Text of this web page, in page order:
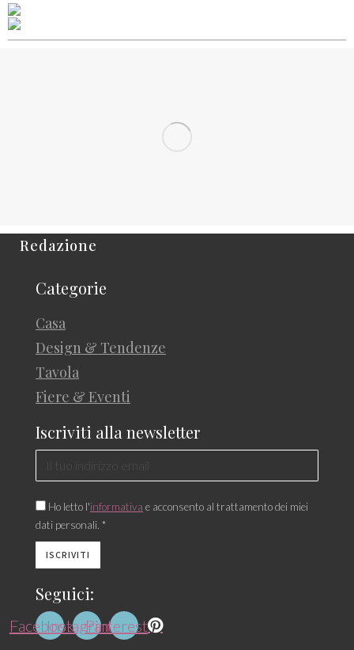
Redazione
Categorie
Casa
Design & Tendenze
Tavola
Fiere & Eventi
Iscriviti alla newsletter
Ho letto l'informativa e acconsento al trattamento dei miei
dati personali. *
Seguici:
FacebookInstagramPinterest